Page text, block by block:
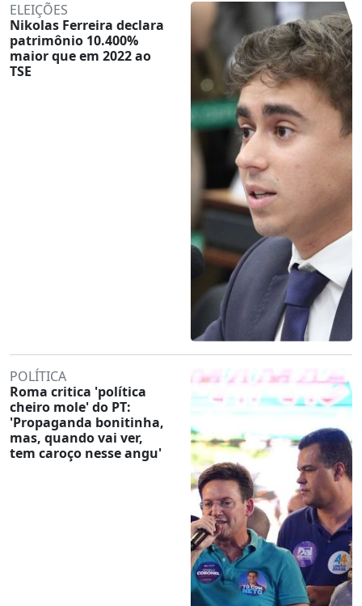
ELEIÇÕES
Nikolas Ferreira declara
patrimônio 10.400%
maior que em 2022 ao
TSE
POLÍTICA
Roma critica 'política
cheiro mole' do PT:
'Propaganda bonitinha,
mas, quando vai ver,
tem caroço nesse angu'